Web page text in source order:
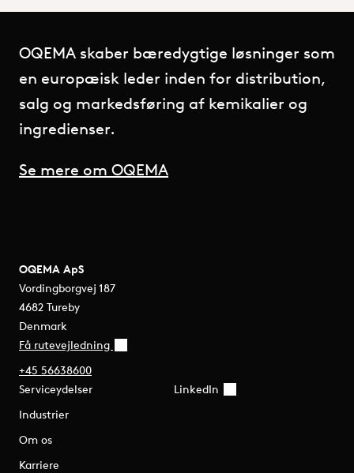
OQEMA skaber bæredygtige løsninger som
en europæisk leder inden for distribution,
salg og markedsføring af kemikalier og
ingredienser.
Se mere om OQEMA
OQEMA ApS
Vordingborgvej 187
4682 Tureby
Denmark
Få rutevejledning
+45 56638600
Serviceydelser
Industrier
Om os
Karriere
LinkedIn